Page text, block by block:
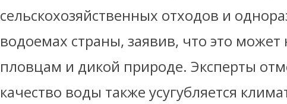
сельскохозяйственных отходов и
водоемах страны, заявив, что это может
пловцам и дикой природе. Эксперты
качество воды также усугубляется